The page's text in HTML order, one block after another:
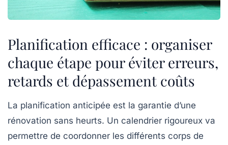
Planification efficace : organiser
chaque étape pour éviter erreurs,
retards et dépassement coûts
La planification anticipée est la garantie d’une
rénovation sans heurts. Un calendrier rigoureux va
permettre de coordonner les différents corps de